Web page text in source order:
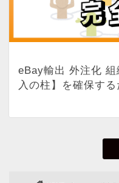
eBay輸出 外注化
入の柱】を確保する